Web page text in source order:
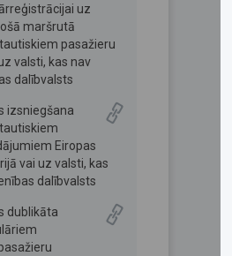
uz
maršrutā
pasažieru
valsti, kas nav
dalībvalsts
izsniegšana
Eiropas
vai uz valsti, kas
dalībvalsts
dublikāta